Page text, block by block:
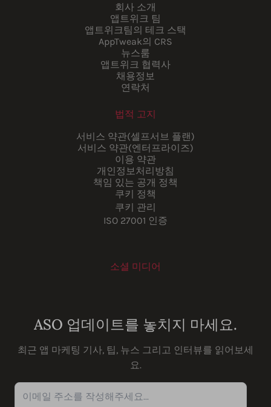
회사 소개
앱트위크 팀
앱트위크팀의 테크 스택
AppTweak의 CRS
뉴스룸
앱트위크 협력사
채용정보
연락처
법적 고지
서비스 약관(셀프서브 플랜)
서비스 약관(엔터프라이즈)
이용 약관
개인정보처리방침
책임 있는 공개 정책
쿠키 정책
쿠키 관리
ISO 27001 인증
소셜 미디어
ASO 업데이트를 놓치지 마세요.
최근 앱 마케팅 기사, 팁, 뉴스 그리고 인터뷰를 읽어보세
요.
이메일 주소를 작성해주세요...